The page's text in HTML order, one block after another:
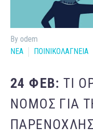
By odem
ΝΕΑ
ΠΟΙΝΙΚΟΛΑΓΝΕΙΑ
24 ΦΕΒ: ΤΙ
ΝΌΜΟΣ ΓΙΑ